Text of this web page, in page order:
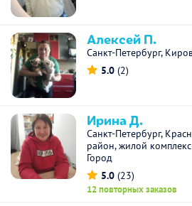
Алексей П.
Санкт-Петербург,
5.0 (2)
Ирина Д.
Санкт-Петербург,
район, жилой
Город
5.0 (23)
12 повторных заказов